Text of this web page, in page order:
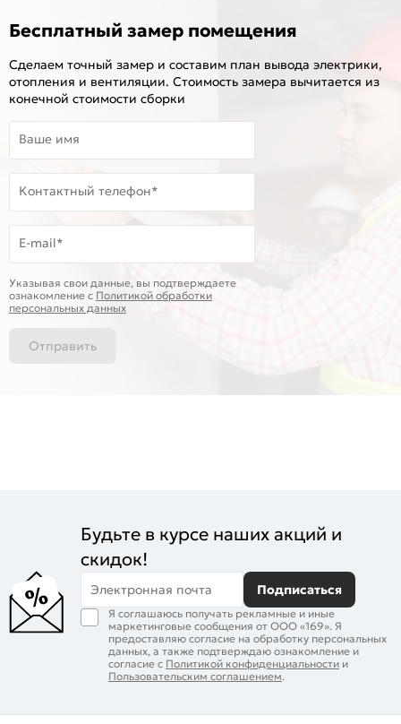
Бесплатный замер помещения
Сделаем точный замер и составим план вывода электрики,
отопления и вентиляции. Стоимость замера вычитается из
конечной стоимости сборки
Ваше имя
Контактный телефон*
E-mail*
Указывая свои данные, вы подтверждаете
ознакомление c Политикой обработки
персональных данных
Отправить
Будьте в курсе наших акций и
скидок!
Электронная почта Подписаться
Я соглашаюсь получать рекламные и иные
маркетинговые сообщения от ООО «169». Я
предоставляю согласие на обработку персональных
данных, а также подтверждаю ознакомление и
согласие с Политикой конфиденциальности и
Пользовательским соглашением.